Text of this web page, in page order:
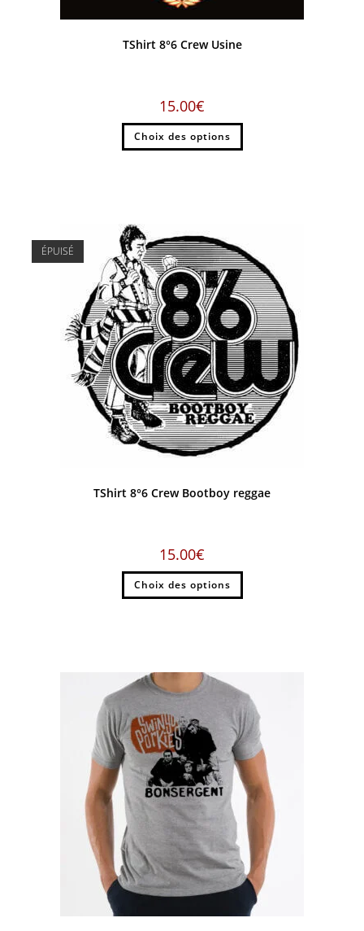
TShirt 8°6 Crew Usine
15.00€
Choix des options
ÉPUISÉ
TShirt 8°6 Crew Bootboy reggae
15.00€
Choix des options